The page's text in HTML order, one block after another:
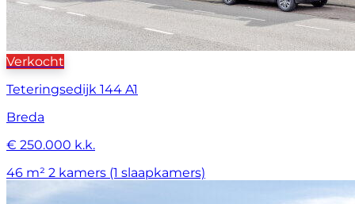
Verkocht
Teteringsedijk 144 A1
Breda
€ 250.000 k.k.
46 m² 2 kamers (1 slaapkamers)